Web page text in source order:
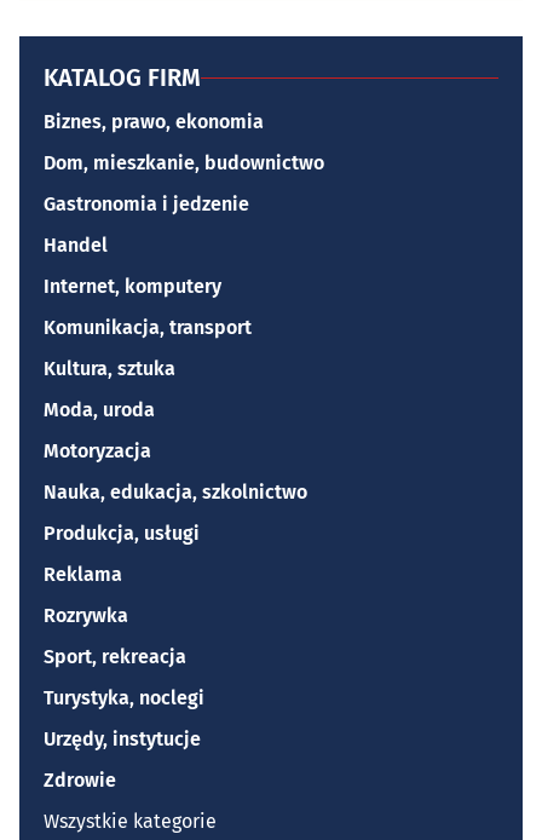
KATALOG FIRM
Biznes, prawo, ekonomia
Dom, mieszkanie, budownictwo
Gastronomia i jedzenie
Handel
Internet, komputery
Komunikacja, transport
Kultura, sztuka
Moda, uroda
Motoryzacja
Nauka, edukacja, szkolnictwo
Produkcja, usługi
Reklama
Rozrywka
Sport, rekreacja
Turystyka, noclegi
Urzędy, instytucje
Zdrowie
Wszystkie kategorie